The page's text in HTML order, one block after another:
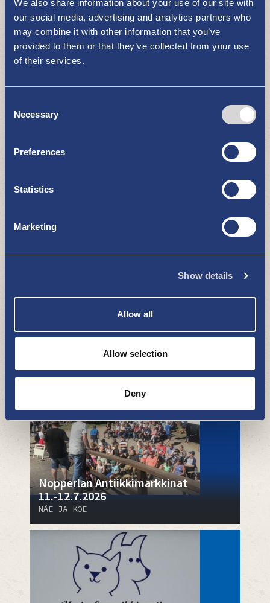
We also share information about your use of our site with
our social media, advertising and analytics partners who
may combine it with other information that you’ve
provided to them or that they’ve collected from your use
of their services.
Selection
Necessary
Preferences
Statistics
Marketing
Show details
Allow all
Allow selection
Deny
Kuntostudio Naisvoima
HARRASTUKSET JA LIIKUNTA
HARRASTUKSET JA LIIKUNTA
Taimitivoli la 22.8.2026
Nopperlan Antiikkimarkkinat
11.-12.7.2026
NÄE JA KOE